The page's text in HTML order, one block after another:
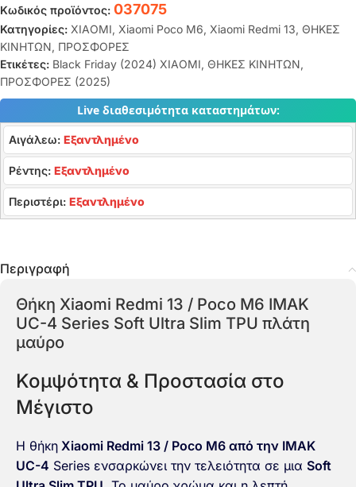
Κωδικός προϊόντος: 037075
Κατηγορίες: XIAOMI, Xiaomi Poco M6, Xiaomi Redmi 13, ΘΗΚΕΣ
ΚΙΝΗΤΩΝ, ΠΡΟΣΦΟΡΕΣ
Ετικέτες: Black Friday (2024) XIAOMI, ΘΗΚΕΣ ΚΙΝΗΤΩΝ,
ΠΡΟΣΦΟΡΕΣ (2025)
Live διαθεσιμότητα καταστημάτων:
Αιγάλεω: Εξαντλημένο
Ρέντης: Εξαντλημένο
Περιστέρι: Εξαντλημένο
Περιγραφή
Θήκη Xiaomi Redmi 13 / Poco M6 IMAK
UC-4 Series Soft Ultra Slim TPU πλάτη
μαύρο
Κομψότητα & Προστασία στο
Μέγιστο
Η θήκη Xiaomi Redmi 13 / Poco M6 από την IMAK
UC-4 Series ενσαρκώνει την τελειότητα σε μια Soft